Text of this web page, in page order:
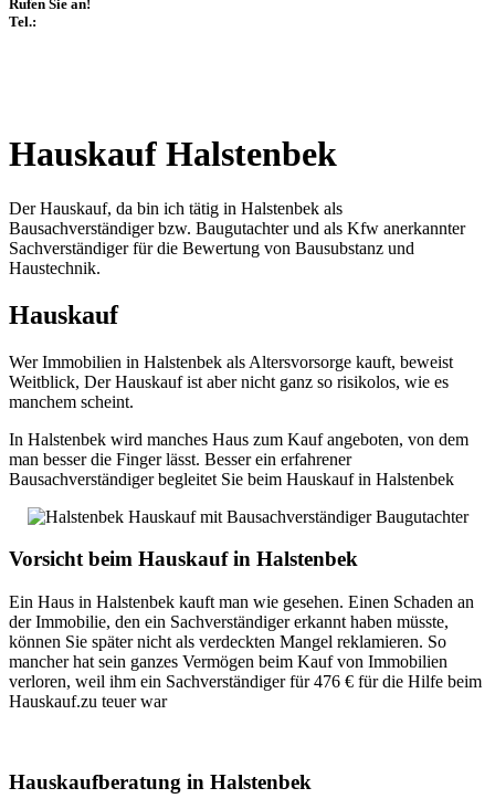
Rufen Sie an!
Tel.:
Hauskauf Halstenbek
Der Hauskauf, da bin ich tätig in Halstenbek als
Bausachverständiger bzw. Baugutachter und als Kfw anerkannter
Sachverständiger für die Bewertung von Bausubstanz und
Haustechnik.
Hauskauf
Wer Immobilien in Halstenbek als Altersvorsorge kauft, beweist
Weitblick, Der Hauskauf ist aber nicht ganz so risikolos, wie es
manchem scheint.
In Halstenbek wird manches Haus zum Kauf angeboten, von dem
man besser die Finger lässt. Besser ein erfahrener
Bausachverständiger begleitet Sie beim Hauskauf in Halstenbek
Vorsicht beim Hauskauf in Halstenbek
Ein Haus in Halstenbek kauft man wie gesehen. Einen Schaden an
der Immobilie, den ein Sachverständiger erkannt haben müsste,
können Sie später nicht als verdeckten Mangel reklamieren. So
mancher hat sein ganzes Vermögen beim Kauf von Immobilien
verloren, weil ihm ein Sachverständiger für 476 € für die Hilfe beim
Hauskauf.zu teuer war
Hauskaufberatung in Halstenbek